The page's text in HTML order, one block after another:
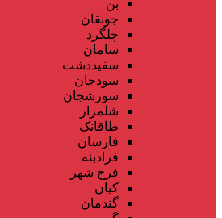
بن
جونقان
چلگرد
سامان
سفیددشت
سودجان
سورشجان
شلمزار
طاقانک
فارسان
فرادبنه
فرخ شهر
کیان
گندمان